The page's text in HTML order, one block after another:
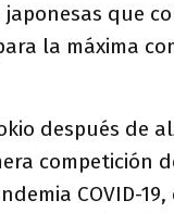
japonesas que
la máxima
después de
competición
COVID-19,